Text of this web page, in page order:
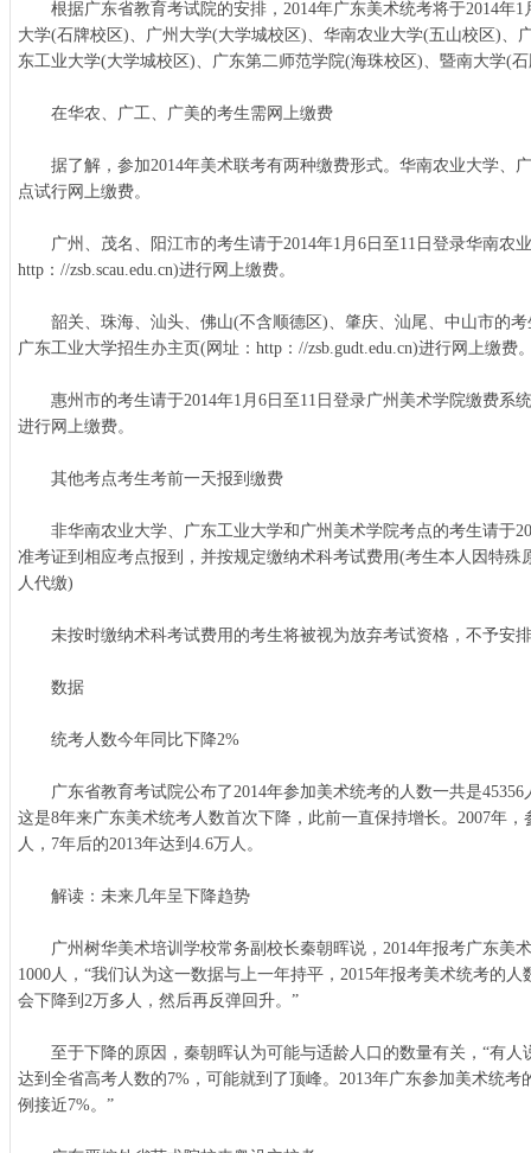
根据广东省教育考试院的安排，2014年广东美术统考将于2014年1
大学(石牌校区)、广州大学(大学城校区)、华南农业大学(五山校区)、
东工业大学(大学城校区)、广东第二师范学院(海珠校区)、暨南大学(
在华农、广工、广美的考生需网上缴费
据了解，参加2014年美术联考有两种缴费形式。华南农业大学、
点试行网上缴费。
广州、茂名、阳江市的考生请于2014年1月6日至11日登录华南农
http：//zsb.scau.edu.cn)进行网上缴费。
韶关、珠海、汕头、佛山(不含顺德区)、肇庆、汕尾、中山市的考
广东工业大学招生办主页(网址：http：//zsb.gudt.edu.cn)进行网上缴费
惠州市的考生请于2014年1月6日至11日登录广州美术学院缴费系统
进行网上缴费。
其他考点考生考前一天报到缴费
非华南农业大学、广东工业大学和广州美术学院考点的考生请于
准考证到相应考点报到，并按规定缴纳术科考试费用(考生本人因特殊
人代缴)
未按时缴纳术科考试费用的考生将被视为放弃考试资格，不予安
数据
统考人数今年同比下降2%
广东省教育考试院公布了2014年参加美术统考的人数一共是45356
这是8年来广东美术统考人数首次下降，此前一直保持增长。2007年
人，7年后的2013年达到4.6万人。
解读：未来几年呈下降趋势
广州树华美术培训学校常务副校长秦朝晖说，2014年报考广东美
1000人，“我们认为这一数据与上一年持平，2015年报考美术统考的
会下降到2万多人，然后再反弹回升。”
至于下降的原因，秦朝晖认为可能与适龄人口的数量有关，“有人
达到全省高考人数的7%，可能就到了顶峰。2013年广东参加美术统
例接近7%。”